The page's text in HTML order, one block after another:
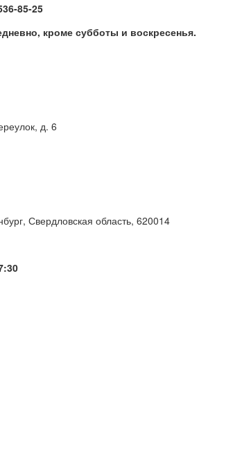
85-25
кроме субботы и воскресенья.
д. 6
Свердловская область, 620014